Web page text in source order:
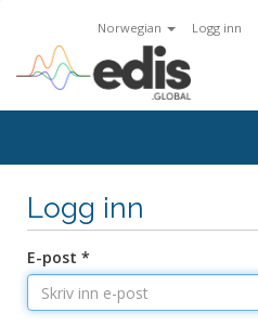
Norwegian Logg inn
Logg inn
E-post *